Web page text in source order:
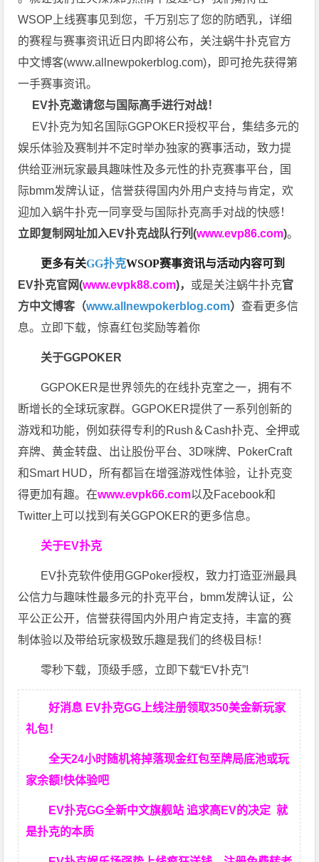
WSOP上线赛事见到您，千万别忘了您的防晒乳，详细
的赛程与赛事资讯近日内即将公布，关注蜗牛扑克官方
中文博客(www.allnewpokerblog.com)，即可抢先获得第
一手赛事资讯。
EV扑克邀请您与国际高手进行对战！
EV扑克为知名国际GGPOKER授权平台，集结多元的
娱乐体验及赛制并不定时举办独家的赛事活动，致力提
供给亚洲玩家最具趣味性及多元性的扑克赛事平台，国
际bmm发牌认证，信誉获得国内外用户支持与肯定，欢
迎加入蜗牛扑克一同享受与国际扑克高手对战的快感！
立即复制网址加入EV扑克战队行列(www.evp86.com)。
更多有关GG扑克WSOP赛事资讯与活动内容可到
EV扑克官网(www.evpk88.com)， 或是关注蜗牛扑克官
方中文博客（www.allnewpokerblog.com）查看更多信
息。立即下载，惊喜红包奖励等着你
关于GGPOKER
GGPOKER是世界领先的在线扑克室之一，拥有不
断增长的全球玩家群。GGPOKER提供了一系列创新的
游戏和功能，例如获得专利的Rush＆Cash扑克、全押或
弃牌、黄金转盘、出让股份平台、3D咪牌、PokerCraft
和Smart HUD，所有都旨在增强游戏性体验，让扑克变
得更加有趣。在www.evpk66.com以及Facebook和
Twitter上可以找到有关GGPOKER的更多信息。
关于EV扑克
EV扑克软件使用GGPoker授权，致力打造亚洲最具
公信力与趣味性最多元的扑克平台，bmm发牌认证，公
平公正公开，信誉获得国内外用户肯定支持，丰富的赛
制体验以及带给玩家极致乐趣是我们的终极目标！
零秒下载，顶级手感，立即下载“EV扑克”!
好消息 EV扑克GG上线注册领取350美金新玩家
礼包！
全天24小时随机将掉落现金红包至牌局底池或玩
家余额!快体验吧
EV扑克GG全新中文旗舰站 追求高EV的决定就
是扑克的本质